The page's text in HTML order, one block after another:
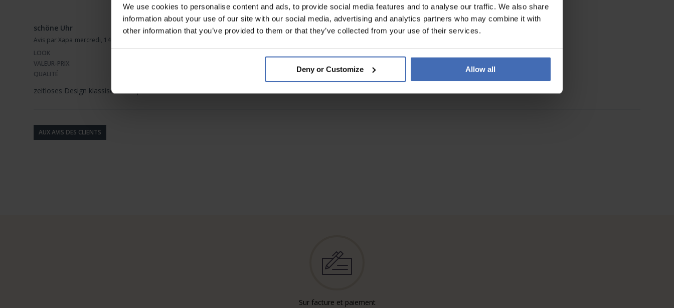
We use cookies to personalise content and ads, to provide social media features and to analyse our traffic. We also share
information about your use of our site with our social media, advertising and analytics partners who may combine it with
other information that you’ve provided to them or that they’ve collected from your use of their services.
Deny or Customize Allow all
schöne Uhr
Avis par Xapa mercredi, 14 janvier 2026
LOOK
VALEUR-PRIX
QUALITÉ
zeitloses Design klassisch und sportlich
AUX AVIS DES CLIENTS
Sur facture et paiement